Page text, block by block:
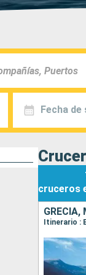
Fecha de
cruceros
GRECIA,